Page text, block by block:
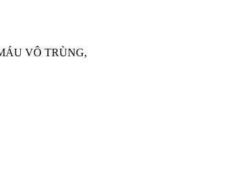
VÔ TRÙNG,